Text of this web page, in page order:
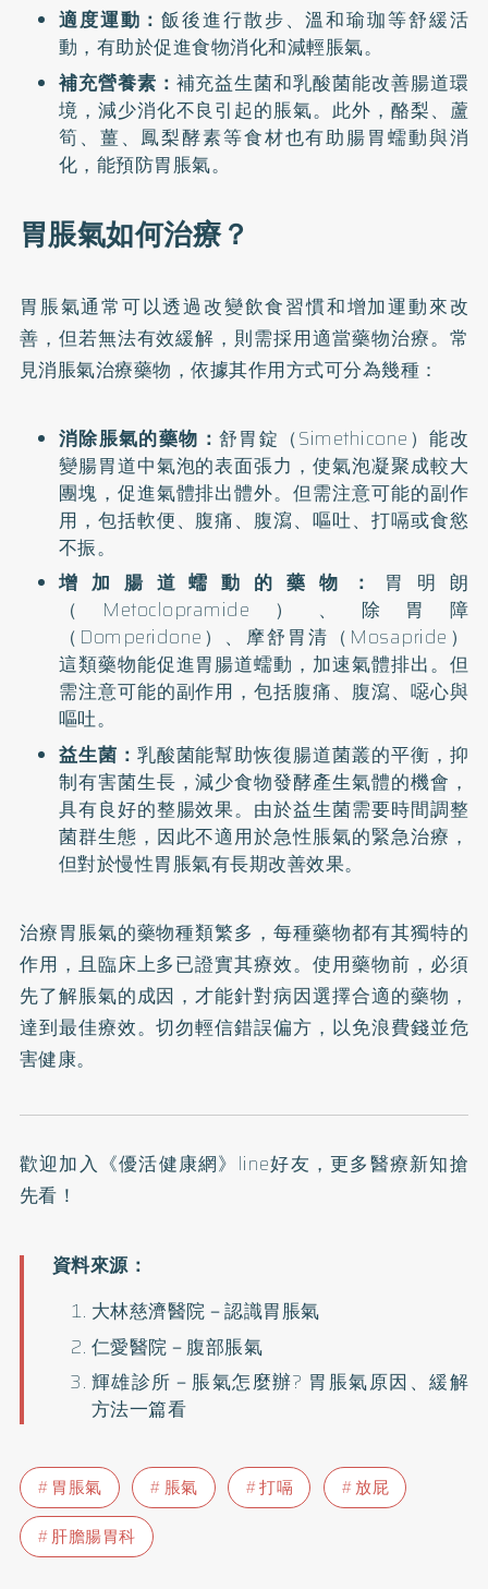
適度運動：飯後進行散步、溫和瑜珈等舒緩活
動，有助於促進食物消化和減輕脹氣。
補充營養素： 補充益生菌和乳酸菌能改善腸道環
境，減少消化不良引起的脹氣。此外，酪梨、蘆
筍、薑、鳳梨酵素等食材也有助腸胃蠕動與消
化，能預防胃脹氣。
胃脹氣如何治療？
胃脹氣通常可以透過改變飲食習慣和增加運動來改
善，但若無法有效緩解，則需採用適當藥物治療。常
見消脹氣治療藥物，依據其作用方式可分為幾種：
消除脹氣的藥物： 舒胃錠（Simethicone）能改
變腸胃道中氣泡的表面張力，使氣泡凝聚成較大
團塊，促進氣體排出體外。但需注意可能的副作
用，包括軟便、腹痛、腹瀉、嘔吐、打嗝或食慾
不振。
增加腸道蠕動的藥物： 胃明朗
（Metoclopramide）、除胃障
（Domperidone）、摩舒胃清（Mosapride）
這類藥物能促進胃腸道蠕動，加速氣體排出。但
需注意可能的副作用，包括腹痛、腹瀉、噁心與
嘔吐。
益生菌： 乳酸菌能幫助恢復腸道菌叢的平衡，抑
制有害菌生長，減少食物發酵產生氣體的機會，
具有良好的整腸效果。由於益生菌需要時間調整
菌群生態，因此不適用於急性脹氣的緊急治療，
但對於慢性胃脹氣有長期改善效果。
治療胃脹氣的藥物種類繁多，每種藥物都有其獨特的
作用，且臨床上多已證實其療效。使用藥物前，必須
先了解脹氣的成因，才能針對病因選擇合適的藥物，
達到最佳療效。切勿輕信錯誤偏方，以免浪費錢並危
害健康。
歡迎加入《優活健康網》line好友 ，更多醫療新知搶
先看！
大林慈濟醫院－認識胃脹氣
仁愛醫院－腹部脹氣
輝雄診所－脹氣怎麼辦? 胃脹氣原因、緩解
方法一篇看
胃脹氣 脹氣 打嗝
放屁
肝膽腸胃科